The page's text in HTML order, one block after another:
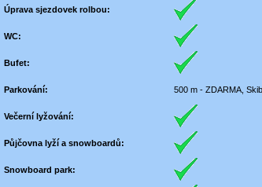
Úprava sjezdovek rolbou:
WC:
Bufet:
Parkování: 500 m - ZDARMA,
Večerní lyžování:
Půjčovna lyží a snowboardů:
Snowboard park: